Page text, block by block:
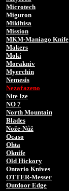
Microtech
Miguron
Mikihisa
Mission
MKM-Maniago Knife
Makers
Moki
Morakniv
Myerchin
Nemesis
Nezařazeno
Nite Ize
NO 7
North Mountain
Blades
Nože-Nůž
Ocaso
Ohta
Oknife
Old Hickory
Ontario Knives
OTTER-Messer
Outdoor Edge